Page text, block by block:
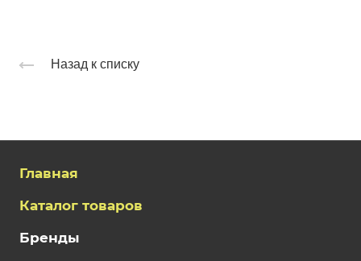
Назад к списку
Главная
Каталог товаров
Бренды